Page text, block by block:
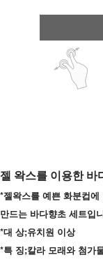
젤 왁스를 이용한 바
*젤왁스를 예쁜 화분컵
만드는 바다향초 세트입
*대 상;유치원 이상
*특 징;칼라 모래와 첨가